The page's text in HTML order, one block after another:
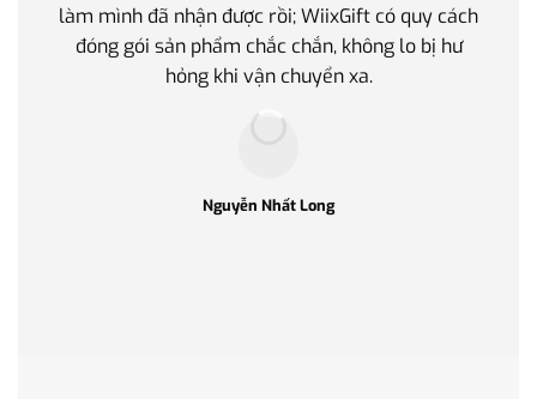
làm mình đã nhận được rồi; WiixGift có quy cách
đóng gói sản phẩm chắc chắn, không lo bị hư
hỏng khi vận chuyển xa.
Nguyễn Nhất Long